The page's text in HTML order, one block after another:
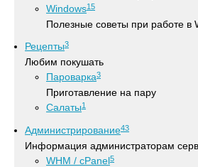
Windows15
Полезные советы при работе в
Рецепты3
Любим покушать
Пароварка3
Приготавление на пару
Салаты1
Администрирование43
Информация администраторам
WHM / cPanel5